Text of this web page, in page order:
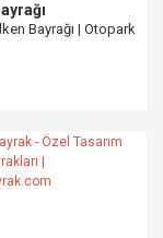
Bayrağı | Otopark